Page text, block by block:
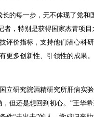
的每一步，无不体现了党和
者，特别是获得国家杰青项
评价指标，支持他们潜心科
更多创新性、引领性的成果。
研究院酒精研究所肝病实
但还是想回到初心。”王华